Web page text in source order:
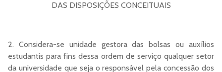
DAS DISPOSIÇÕES CONCEITUAIS
2. Considera-se unidade gestora das bolsas ou auxílios
estudantis para fins dessa ordem de serviço qualquer setor
da universidade que seja o responsável pela concessão dos